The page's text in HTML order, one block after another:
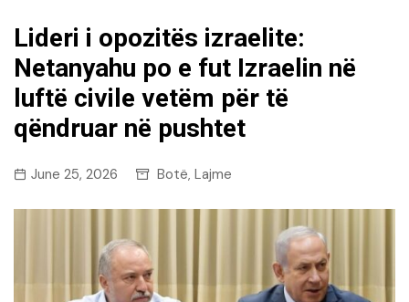
Lideri i opozitës izraelite:
Netanyahu po e fut Izraelin në
luftë civile vetëm për të
qëndruar në pushtet
June 25, 2026 Botë, Lajme